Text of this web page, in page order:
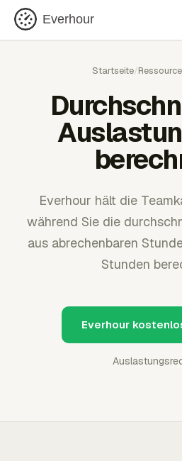
Everhour
Startseite/
Everhour hält die
während Sie die
aus abrechenbaren
Stunden
Everhour